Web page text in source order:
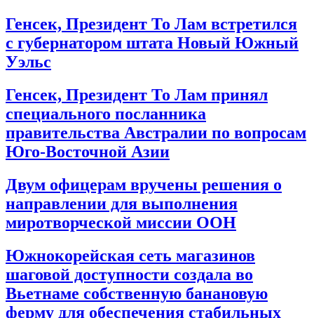
Генсек, Президент То Лам встретился
с губернатором штата Новый Южный
Уэльс
Генсек, Президент То Лам принял
специального посланника
правительства Австралии по вопросам
Юго-Восточной Азии
Двум офицерам вручены решения о
направлении для выполнения
миротворческой миссии ООН
Южнокорейская сеть магазинов
шаговой доступности создала во
Вьетнаме собственную банановую
ферму для обеспечения стабильных